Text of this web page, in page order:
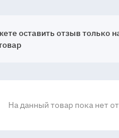
оставить отзыв только
На данный товар пока нет